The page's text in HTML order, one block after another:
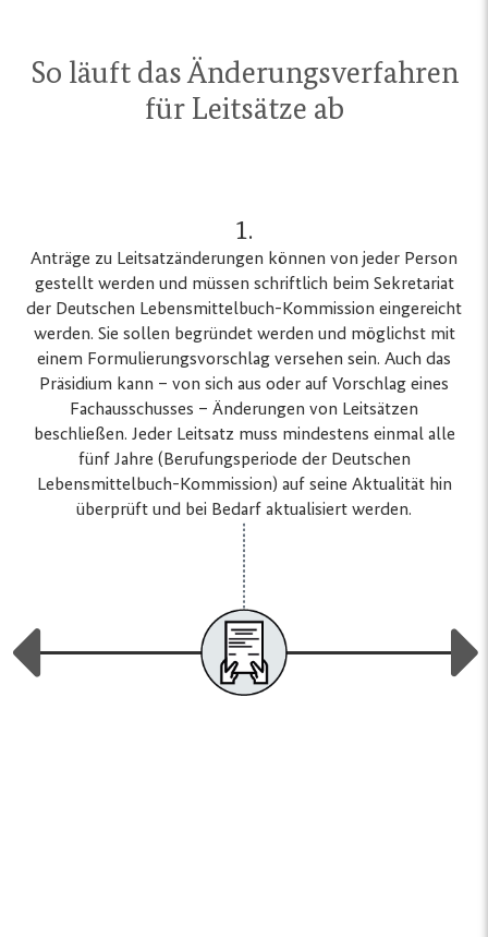
So läuft das Änderungsverfahren
für Leitsätze ab
1.
Anträge zu Leitsatzänderungen können von jeder Person
gestellt werden und müssen schriftlich beim Sekretariat
der Deutschen Lebensmittelbuch-Kommission eingereicht
werden. Sie sollen begründet werden und möglichst mit
einem Formulierungsvorschlag versehen sein. Auch das
Präsidium kann – von sich aus oder auf Vorschlag eines
Fachausschusses – Änderungen von Leitsätzen
beschließen. Jeder Leitsatz muss mindestens einmal alle
fünf Jahre (Berufungsperiode der Deutschen
Lebensmittelbuch-Kommission) auf seine Aktualität hin
überprüft und bei Bedarf aktualisiert werden.